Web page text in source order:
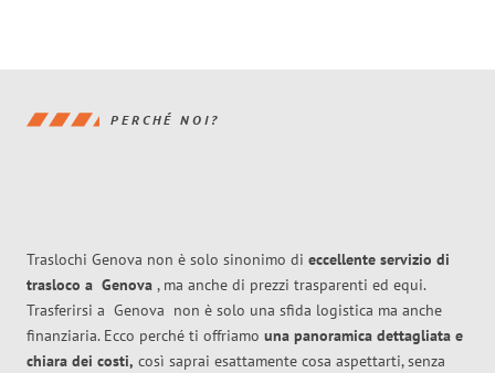
PERCHÉ NOI?
Traslochi Genova non è solo sinonimo di eccellente servizio di
trasloco a Genova , ma anche di prezzi trasparenti ed equi.
Trasferirsi a Genova non è solo una sfida logistica ma anche
finanziaria. Ecco perché ti offriamo una panoramica dettagliata e
chiara dei costi, così saprai esattamente cosa aspettarti, senza